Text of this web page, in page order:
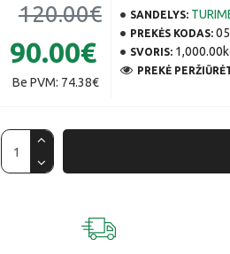
90.00€
120.00€
Be PVM: 74.38€
SANDELYS:
PREKĖS KODAS:
SVORIS:
PREKĖ